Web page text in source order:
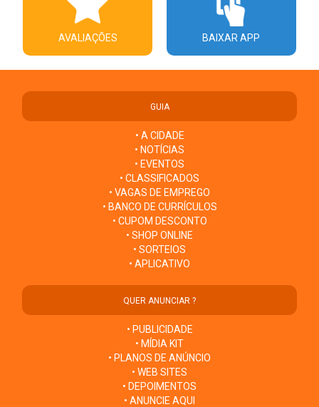
AVALIAÇÕES BAIXAR APP
GUIA
• A CIDADE
• NOTÍCIAS
• EVENTOS
• CLASSIFICADOS
• VAGAS DE EMPREGO
• BANCO DE CURRÍCULOS
• CUPOM DESCONTO
• SHOP ONLINE
• SORTEIOS
• APLICATIVO
QUER ANUNCIAR ?
• PUBLICIDADE
• MÍDIA KIT
• PLANOS DE ANÚNCIO
• WEB SITES
• DEPOIMENTOS
• ANUNCIE AQUI